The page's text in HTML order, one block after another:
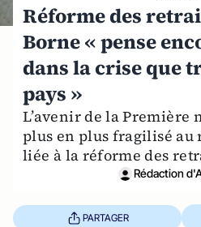
Réforme des
Borne « pense
dans la crise que
pays »
L’avenir de la Première
plus en plus fragilisé au
liée à la réforme des
Rédaction
PARTAGER